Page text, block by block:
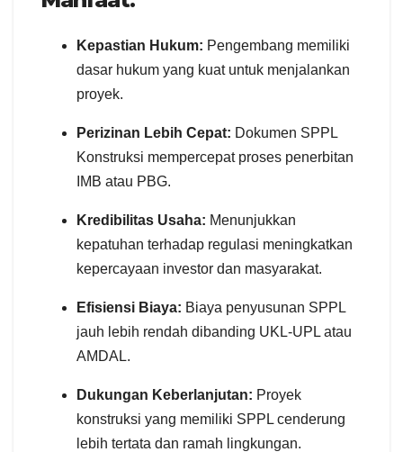
Kepastian Hukum: Pengembang memiliki
dasar hukum yang kuat untuk menjalankan
proyek.
Perizinan Lebih Cepat: Dokumen SPPL
Konstruksi mempercepat proses penerbitan
IMB atau PBG.
Kredibilitas Usaha: Menunjukkan
kepatuhan terhadap regulasi meningkatkan
kepercayaan investor dan masyarakat.
Efisiensi Biaya: Biaya penyusunan SPPL
jauh lebih rendah dibanding UKL-UPL atau
AMDAL.
Dukungan Keberlanjutan: Proyek
konstruksi yang memiliki SPPL cenderung
lebih tertata dan ramah lingkungan.